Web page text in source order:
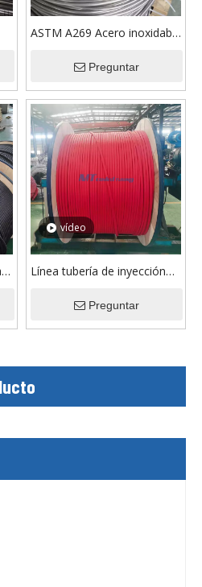
ASTM A269 Acero inoxidable
soldado ISO en aceite y gas
Preguntar
vídeo
Línea tubería de inyección
ASTM A269 TP304L/S30403
Preguntar